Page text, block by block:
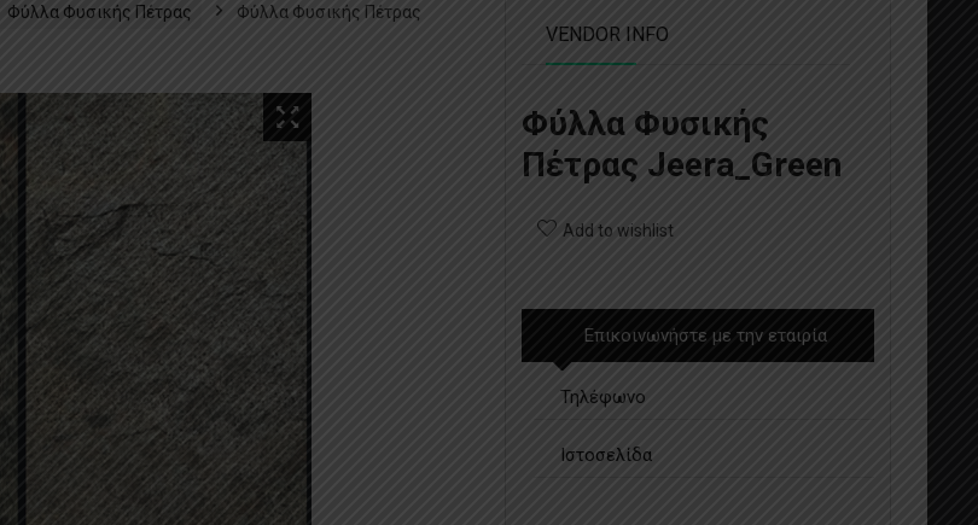
Φύλλα Φυσικής Πέτρας
Φύλλα Φυσικής Πέτρας
VENDOR INFO
Φύλλα Φυσικής
Πέτρας Jeera_Green
Add to wishlist
Επικοινωνήστε με την εταιρία
Τηλέφωνο
Ιστοσελίδα